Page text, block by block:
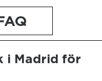
i Madrid för